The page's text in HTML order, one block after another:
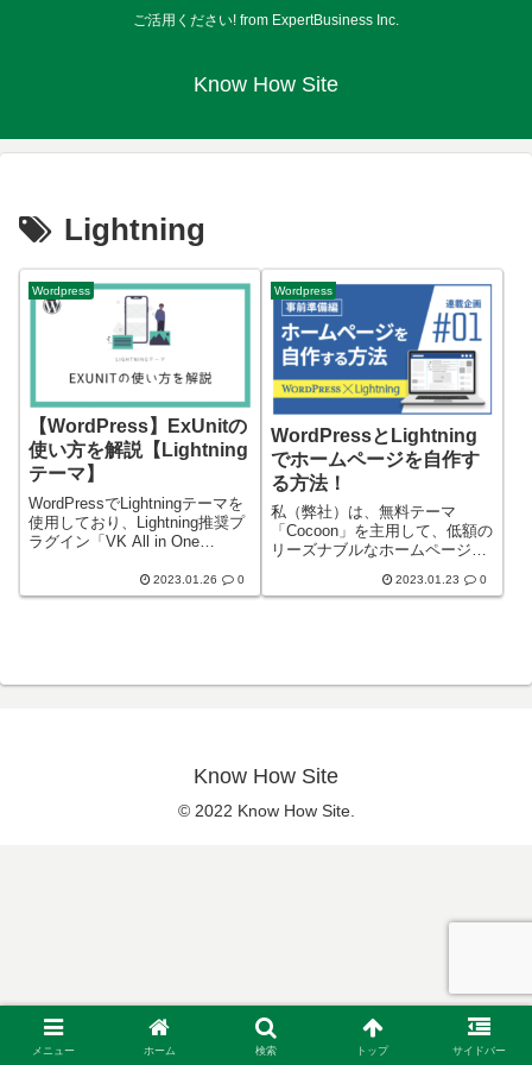
ご活用ください! from ExpertBusiness Inc.
Know How Site
Lightning
Wordpress
【WordPress】ExUnitの
使い方を解説【Lightning
テーマ】
WordPressでLightningテーマを
使用しており、Lightning推奨プ
ラグイン「VK All in One
インストールした方向けの解説
ブログの紹介です。Lightningテ
2023.01.26 0
Wordpress
WordPressとLightning
でホームページを自作す
る方法！
私（弊社）は、無料テーマ
「Cocoon」を主用して、低額の
リーズナブルなホームページを
じ無料テーマ「Lightning」を使
2023.01.23 0
Know How Site
© 2022 Know How Site.
メニュー ホーム 検索 トップ サイドバー